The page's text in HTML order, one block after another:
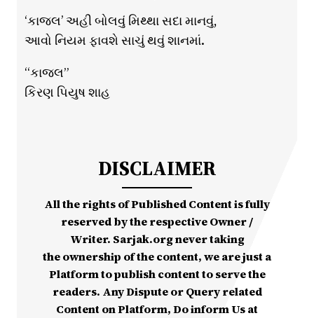
‘કાજલ’ અહી બોલવું મિથ્થા સદા માનવું,
આવો નિયમ ફાવશે સાચું થવું શાનમાં.
“કાજલ”
કિરણ પિયુષ શાહ
DISCLAIMER
All the rights of Published Content is fully
reserved by the respective Owner /
Writer. Sarjak.org never taking
the ownership of the content, we are just a
Platform to publish content to serve the
readers. Any Dispute or Query related
Content on Platform, Do inform Us at